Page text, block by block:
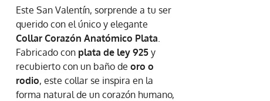
Este San Valentín, sorprende a tu ser
querido con el único y elegante
Collar Corazón Anatómico Plata
Fabricado con plata de ley 925 y
recubierto con un baño deoro o
rodio, este collar se inspira en la
forma natural de un corazón humano,